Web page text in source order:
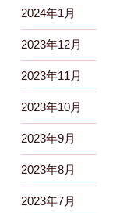
2024年1月
2023年12月
2023年11月
2023年10月
2023年9月
2023年8月
2023年7月